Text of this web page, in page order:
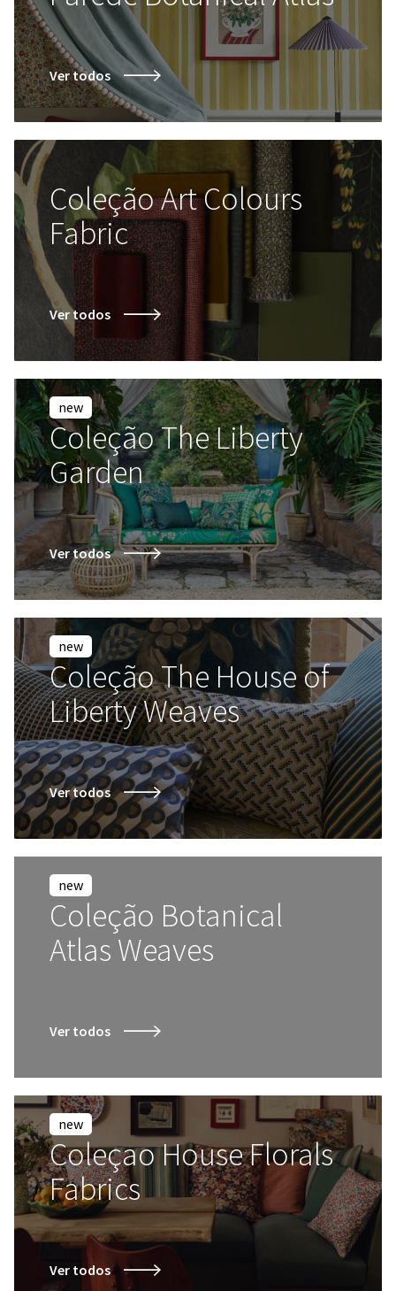
Ver todos
Coleção Art Colours
Fabric
Ver todos
new
Coleção The Liberty
Garden
Ver todos
new
Coleção The House of
Liberty Weaves
Ver todos
new
Coleção Botanical
Atlas Weaves
Ver todos
new
Coleçao House Florals
Fabrics
Ver todos